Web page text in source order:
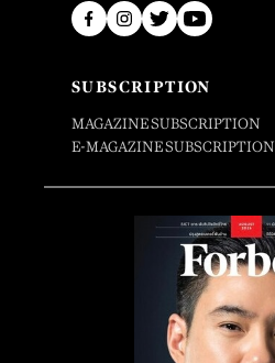
SUBSCRIPTION
MAGAZINE SUBSCRIPTION
E-MAGAZINE SUBSCRIPTION